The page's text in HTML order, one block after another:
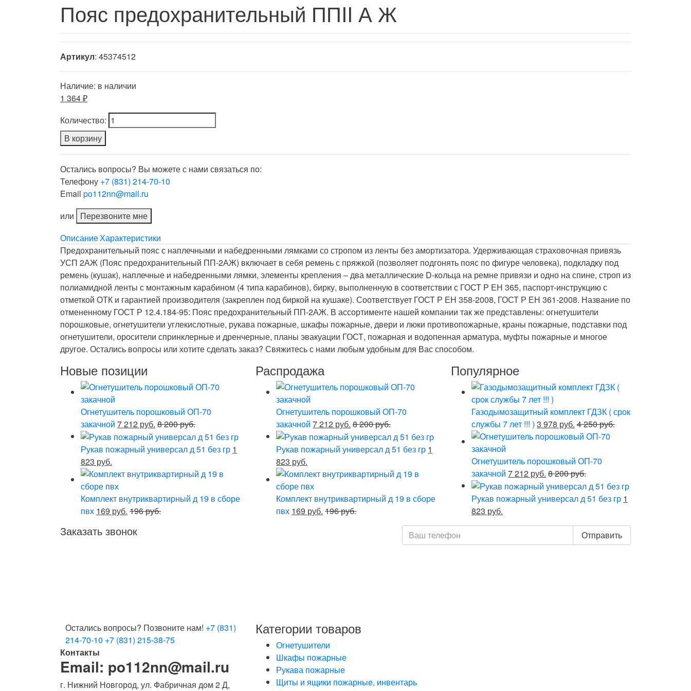
Пояс предохранительный ППII А Ж
Артикул: 45374512
Наличие: в наличии
1 364 ₽
Количество:
В корзину
Остались вопросы? Вы можете с нами связаться по:
Телефону +7 (831) 214-70-10
Email po112nn@mail.ru
или
Перезвоните мне
ОписаниеХарактеристики
Предохранительный пояс с наплечными и набедренными лямками со стропом из ленты без амортизатора. Удерживающая страховочная привязь
УСП 2АЖ (Пояс предохранительный ПП-2АЖ) включает в себя ремень с пряжкой (позволяет подгонять пояс по фигуре человека), подкладку под
ремень (кушак), наплечные и набедренными лямки, элементы крепления – два металлические D-кольца на ремне привязи и одно на спине, строп из
полиамидной ленты с монтажным карабином (4 типа карабинов), бирку, выполненную в соответствии с ГОСТ Р ЕН 365, паспорт-инструкцию с
отметкой ОТК и гарантией производителя (закреплен под биркой на кушаке). Соответствует ГОСТ Р ЕН 358-2008, ГОСТ Р ЕН 361-2008. Название по
отмененному ГОСТ Р 12.4.184-95: Пояс предохранительный ПП-2АЖ. В ассортименте нашей компании так же представлены: огнетушители
порошковые, огнетушители углекислотные, рукава пожарные, шкафы пожарные, двери и люки противопожарные, краны пожарные, подставки под
огнетушители, оросители спринклерные и дренчерные, планы эвакуации ГОСТ, пожарная и водопенная арматура, муфты пожарные и многое
другое. Остались вопросы или хотите сделать заказ? Свяжитесь с нами любым удобным для Вас способом.
Новые позиции
Огнетушитель порошковый ОП-70
закачной 7 212 руб. 8 200 руб.
Рукав пожарный универсал д 51 без гр 1
823 руб.
Комплект внутриквартирный д 19 в сборе
пвх 169 руб. 196 руб.
Распродажа
Огнетушитель порошковый ОП-70
закачной 7 212 руб. 8 200 руб.
Рукав пожарный универсал д 51 без гр 1
823 руб.
Комплект внутриквартирный д 19 в сборе
пвх 169 руб. 196 руб.
Популярное
Газодымозащитный комплект ГДЗК ( срок
службы 7 лет !!! ) 3 978 руб. 4 250 руб.
Огнетушитель порошковый ОП-70
закачной 7 212 руб. 8 200 руб.
Рукав пожарный универсал д 51 без гр 1
823 руб.
Заказать звонок
Отправить
Категории товаров
Огнетушители
Шкафы пожарные
Рукава пожарные
Щиты и ящики пожарные, инвентарь
Остались вопросы? Позвоните нам! +7 (831)
214-70-10 +7 (831) 215-38-75
Контакты
Email: po112nn@mail.ru
г. Нижний Новгород, ул. Фабричная дом 2 Д,